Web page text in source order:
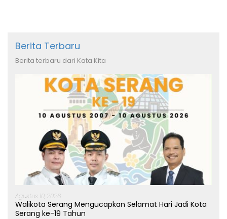
Berita Terbaru
Berita terbaru dari Kata Kita
Agustus 10, 2026
Walikota Serang Mengucapkan Selamat Hari Jadi Kota
Serang ke-19 Tahun